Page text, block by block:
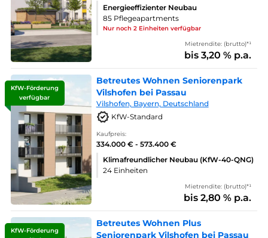
Energieeffizienter Neubau
85 Pflegeapartments
Nur noch 2 Einheiten verfügbar
Mietrendite: (brutto)*¹
bis 3,20 % p.a.
KfW-Förderung
verfügbar
Betreutes Wohnen Seniorenpark
Vilshofen bei Passau
Vilshofen, Bayern, Deutschland
KfW-Standard
Kaufpreis:
334.000 € - 573.400 €
Klimafreundlicher Neubau (KfW-40-QNG)
24 Einheiten
Mietrendite: (brutto)*¹
bis 2,80 % p.a.
KfW-Förderung
Betreutes Wohnen Plus
Seniorenpark Vilshofen bei Passau